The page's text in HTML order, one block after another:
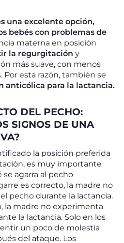
una excelente opción,
bebés con problemas de
materna en posición
la regurgitación y
más suave, con menos
Por esta razón, también se
anticólica para la lactancia.
DEL PECHO:
SIGNOS DE UNA
la posición preferida
es muy importante
agarra al pecho
es correcto, la madre no
pecho durante la lactancia.
la madre no experimenta
la lactancia. Solo en los
un poco de molestia
del ataque. Los